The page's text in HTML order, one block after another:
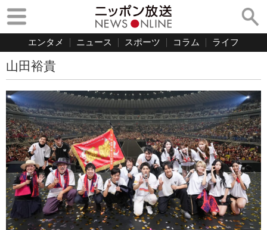
エンタメ ニュース スポーツ コラム ライフ
山田裕貴